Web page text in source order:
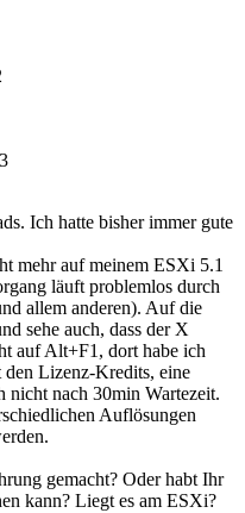
Ich hatte bisher immer gute
mehr auf meinem ESXi 5.1
läuft problemlos durch
allem anderen). Auf die
sehe auch, dass der X
auf Alt+F1, dort habe ich
den Lizenz-Kredits, eine
nicht nach 30min Wartezeit.
Auflösungen
gemacht? Oder habt Ihr
kann? Liegt es am ESXi?